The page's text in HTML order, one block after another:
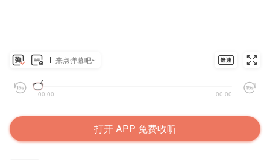
来点弹幕吧~
00:00 00:00
打开 APP 免费收听